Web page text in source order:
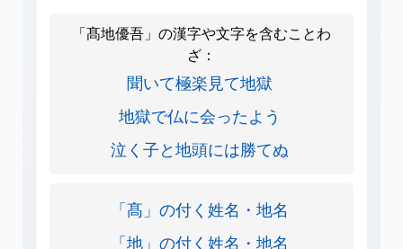
「髙地優吾」の漢字や文字を含むことわ
ざ：
聞いて極楽見て地獄
地獄で仏に会ったよう
泣く子と地頭には勝てぬ
「髙」の付く姓名・地名
「地」の付く姓名・地名